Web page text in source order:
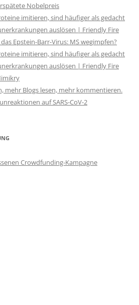
Nobelpreis
imitieren, sind häufiger als gedacht
auslösen | Friendly Fire
Epstein-Barr-Virus: MS wegimpfen?
imitieren, sind häufiger als gedacht
auslösen | Friendly Fire
mehr Blogs lesen, mehr kommentieren.
auf SARS-CoV-2
Crowdfunding-Kampagne